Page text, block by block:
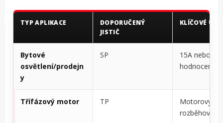
TYP APLIKACE
DOPORUČENÝ
JISTIČ
KLÍČOVÉ
Bytové
osvětlení/prodejn
y
SP
15A nebo
hodnocení
Třífázový motor TP
Motorový
rozběhový